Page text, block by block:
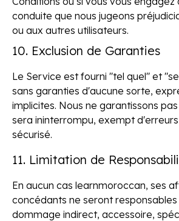
conduite que nous jugeons
ou aux autres utilisateurs.
10. Exclusion de Garanties
Le Service est fourni "tel quel" et
sans garanties d'aucune sorte,
implicites. Nous ne garantissons
sera ininterrompu, exempt
sécurisé.
11. Limitation de
En aucun cas learnmoroccan, ses
concédants ne seront
dommage indirect, accessoire,